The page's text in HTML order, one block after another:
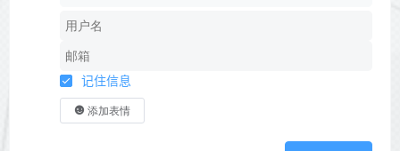
记住信息
添加表情